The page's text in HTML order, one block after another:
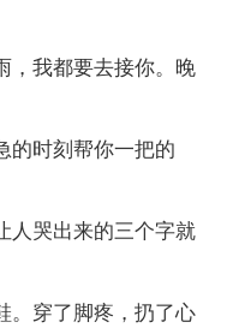
，我都要去接你。晚
的时刻帮你一把的
人哭出来的三个字就
。穿了脚疼，扔了心